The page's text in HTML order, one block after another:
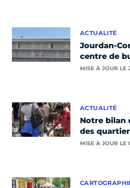
ACTUALITÉ
Jourdan-
centre de
MISE À JOUR LE
ACTUALITÉ
Notre bilan
des
MISE À JOUR LE